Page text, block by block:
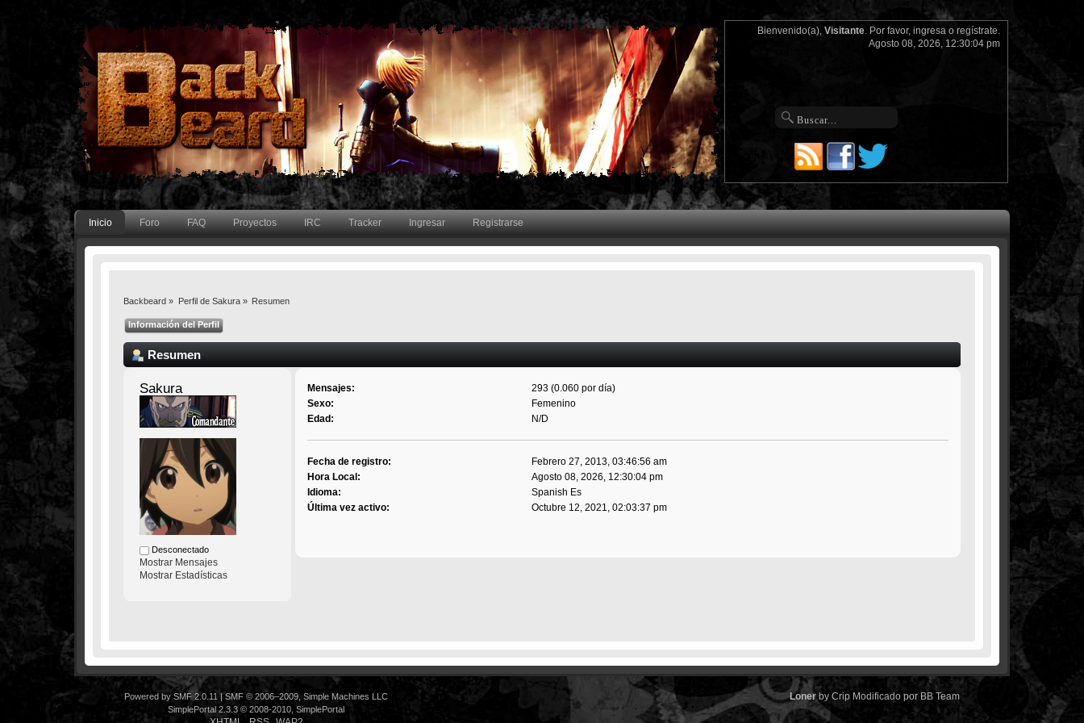
Bienvenido(a), Visitante. Por favor, ingresao regístrate.
Agosto 08, 2026, 12:30:04 pm
Inicio Foro FAQ Proyectos IRC Tracker Ingresar Registrarse
Backbeard » Perfil de Sakura » Resumen
Información del Perfil
Resumen
Sakura
Desconectado
Mostrar Mensajes
Mostrar Estadísticas
Mensajes:
293 (0.060 por día)
Sexo:
Femenino
Edad:
N/D
Fecha de registro:
Febrero 27, 2013, 03:46:56 am
Hora Local:
Agosto 08, 2026, 12:30:04 pm
Idioma:
Spanish Es
Última vez activo:
Octubre 12, 2021, 02:03:37 pm
Powered by SMF 2.0.11 |SMF © 2006–2009, Simple Machines LLC
SimplePortal 2.3.3 © 2008-2010, SimplePortal
Lonerby Crip